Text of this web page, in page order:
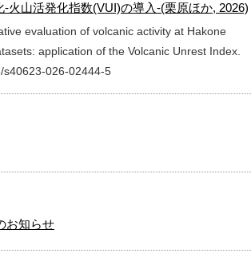
火山活発化指数(VUI)の導入-(栗原ほか, 2026)
evaluation of volcanic activity at Hakone
application of the Volcanic Unrest Index.
s40623-026-02444-5
お知らせ